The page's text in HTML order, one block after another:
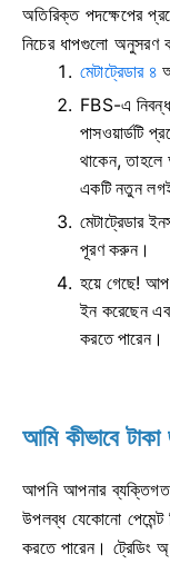
অতিরিক্ত পদক্ষেপের
নিচের ধাপগুলো অনুসরণ
মেটাট্রেডার ৪
FBS-এ
পাসওয়ার্ডটি
থাকেন,
একটি নতুন
মেটাট্রেডার
পূরণ করুন।
হয়ে গেছে!
ইন করেছেন
করতে পারেন।
আমি কীভাবে
আপনি আপনার ব্যক্তিগত
উপলব্ধ যেকোনো পেমেন্ট
করতে পারেন। ট্রেডিং